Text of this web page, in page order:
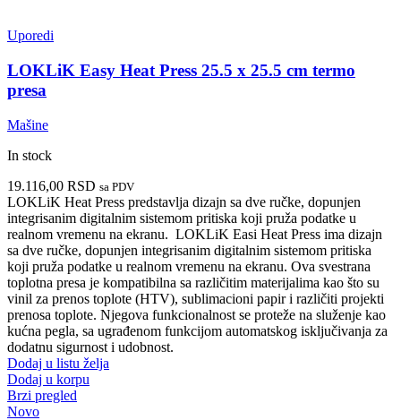
Uporedi
LOKLiK Easy Heat Press 25.5 x 25.5 cm termo
presa
Mašine
In stock
19.116,00 RSD sa PDV
LOKLiK Heat Press predstavlja dizajn sa dve ručke, dopunjen
integrisanim digitalnim sistemom pritiska koji pruža podatke u
realnom vremenu na ekranu. LOKLiK Easi Heat Press ima dizajn
sa dve ručke, dopunjen integrisanim digitalnim sistemom pritiska
koji pruža podatke u realnom vremenu na ekranu. Ova svestrana
toplotna presa je kompatibilna sa različitim materijalima kao što su
vinil za prenos toplote (HTV), sublimacioni papir i različiti projekti
prenosa toplote. Njegova funkcionalnost se proteže na služenje kao
kućna pegla, sa ugrađenom funkcijom automatskog isključivanja za
dodatnu sigurnost i udobnost.
Dodaj u listu želja
Dodaj u korpu
Brzi pregled
Novo